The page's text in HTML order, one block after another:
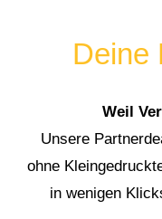
Deine
Weil
Unsere
ohne
in wenigen